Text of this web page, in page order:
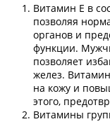
Витамин Е в
позволяя
органов и
функции.
позволяет
желез.
на кожу и
этого,
Витамины